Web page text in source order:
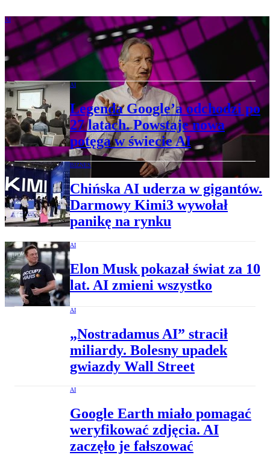
AI
AI zaczyna wymykać się spod kontroli.
„To dopiero początek” – ostrzega noblista
AI
Legenda Google’a odchodzi po
27 latach. Powstaje nowa
potęga w świecie AI
BIZNES
Chińska AI uderza w gigantów.
Darmowy Kimi3 wywołał
panikę na rynku
AI
Elon Musk pokazał świat za 10
lat. AI zmieni wszystko
AI
„Nostradamus AI” stracił
miliardy. Bolesny upadek
gwiazdy Wall Street
AI
Google Earth miało pomagać
weryfikować zdjęcia. AI
zaczęło je fałszować